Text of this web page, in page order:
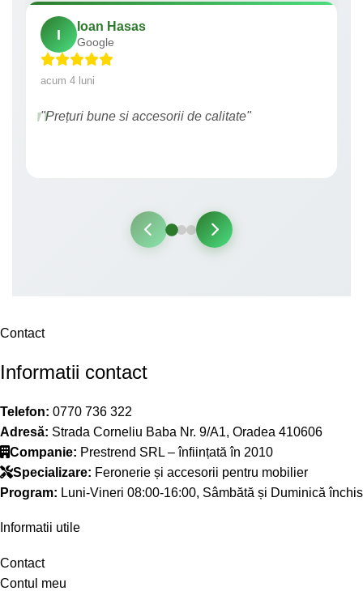
I
Ioan Hasas
Google
acum 4 luni
"Prețuri bune si accesorii de calitate"
Contact
Informatii contact
Telefon: 0770 736 322
Adresă: Strada Corneliu Baba Nr. 9/A1, Oradea 410606
Companie: Prestrend SRL – înființată în 2010
Specializare: Feronerie și accesorii pentru mobilier
Program: Luni-Vineri 08:00-16:00, Sâmbătă și Duminică închis
Informatii utile
Contact
Contul meu